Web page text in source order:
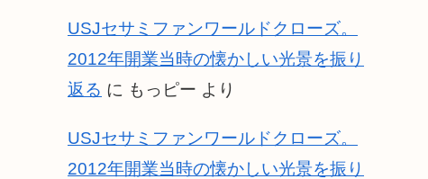
USJセサミファンワールドクローズ。
2012年開業当時の懐かしい光景を振り
返る に もっピー より
USJセサミファンワールドクローズ。
2012年開業当時の懐かしい光景を振り